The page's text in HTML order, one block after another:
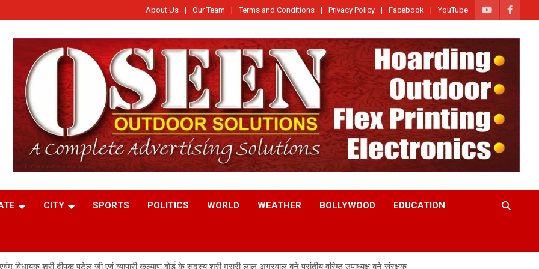
About Us Our Team Terms and Conditions Privacy Policy Facebook YouTube
CITY SPORTS POLITICS WORLD WEATHER BOLLYWOOD EDUCATION
विधायक श्री दीपक पटेल जी एवं व्यापारी कल्याण बोर्ड के सदस्य श्री मुरारी लाल अग्रवाल बने प्रांतीय वरिष्ठ उपाध्यक्ष बने संरक्षक.